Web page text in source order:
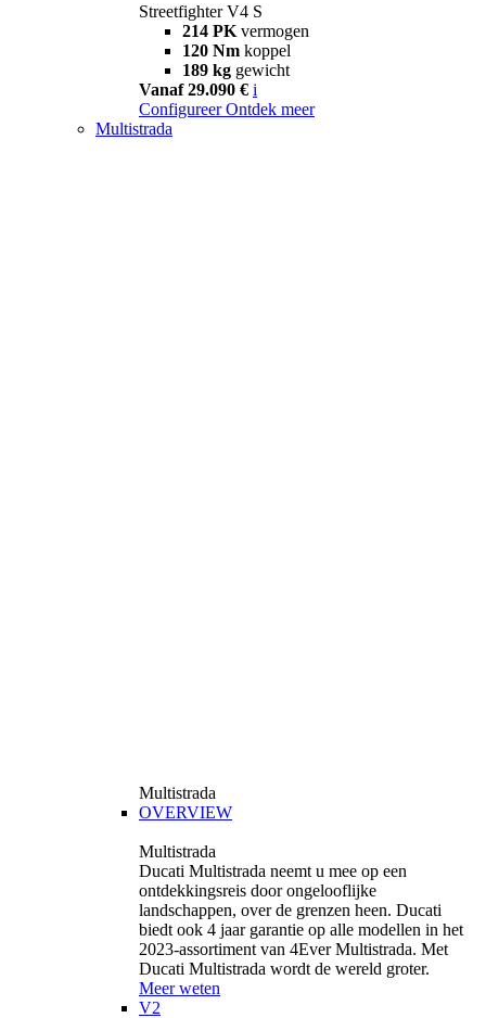
Streetfighter V4 S
214 PK vermogen
120 Nm koppel
189 kg gewicht
Vanaf 29.090 € i
Configureer Ontdek meer
Multistrada
Multistrada
OVERVIEW
Multistrada
Ducati Multistrada neemt u mee op een
ontdekkingsreis door ongelooflijke
landschappen, over de grenzen heen. Ducati
biedt ook 4 jaar garantie op alle modellen in het
2023-assortiment van 4Ever Multistrada. Met
Ducati Multistrada wordt de wereld groter.
Meer weten
V2